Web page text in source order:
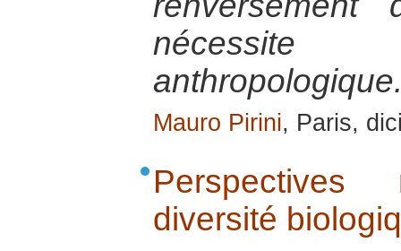
nécessite
Mauro Pirini, Paris,
diversité